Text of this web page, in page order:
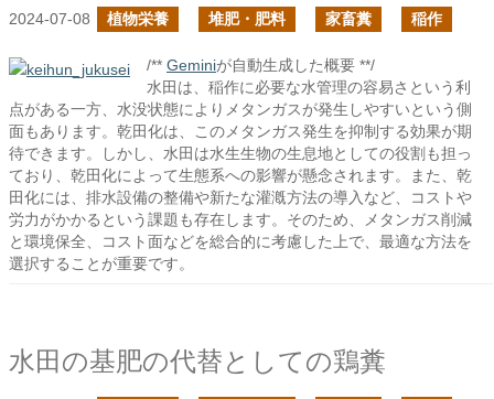
2024-07-08 植物栄養 堆肥・肥料 家畜糞 稲作
/** Geminiが自動生成した概要 **/
水田は、稲作に必要な水管理の容易さという利
点がある一方、水没状態によりメタンガスが発生しやすいという側
面もあります。乾田化は、このメタンガス発生を抑制する効果が期
待できます。しかし、水田は水生生物の生息地としての役割も担っ
ており、乾田化によって生態系への影響が懸念されます。また、乾
田化には、排水設備の整備や新たな灌漑方法の導入など、コストや
労力がかかるという課題も存在します。そのため、メタンガス削減
と環境保全、コスト面などを総合的に考慮した上で、最適な方法を
選択することが重要です。
水田の基肥の代替としての鶏糞